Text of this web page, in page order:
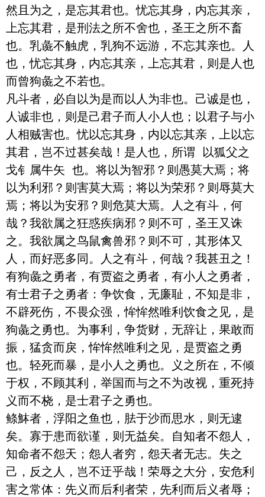
然且为之，是忘其君也。忧忘其身，内忘其亲，
上忘其君，是刑法之所不舍也，圣王之所不畜
也。乳彘不触虎，乳狗不远游，不忘其亲也。人
也，忧忘其身，内忘其亲，上忘其君，则是人也
而曾狗彘之不若也。
凡斗者，必自以为是而以人为非也。己诚是也，
人诚非也，则是己君子而人小人也；以君子与小
人相贼害也。忧以忘其身，内以忘其亲，上以忘
其君，岂不过甚矣哉！是人也，所谓 以狐父之
戈钅属牛矢 也。将以为智邪？则愚莫大焉；将
以为利邪？则害莫大焉；将以为荣邪？则辱莫大
焉；将以为安邪？则危莫大焉。人之有斗，何
哉？我欲属之狂惑疾病邪？则不可，圣王又诛
之。我欲属之鸟鼠禽兽邪？则不可，其形体又
人，而好恶多同。人之有斗，何哉？我甚丑之！
有狗彘之勇者，有贾盗之勇者，有小人之勇者，
有士君子之勇者：争饮食，无廉耻，不知是非，
不辟死伤，不畏众强，恈恈然唯利饮食之见，是
狗彘之勇也。为事利，争货财，无辞让，果敢而
振，猛贪而戾，恈恈然唯利之见，是贾盗之勇
也。轻死而暴，是小人之勇也。义之所在，不倾
于权，不顾其利，举国而与之不为改视，重死持
义而不桡，是士君子之勇也。
鲦䱁者，浮阳之鱼也，胠于沙而思水，则无逮
矣。寡于患而欲谨，则无益矣。自知者不怨人，
知命者不怨天；怨人者穷，怨天者无志。失之
己，反之人，岂不迂乎哉！荣辱之大分，安危利
害之常体：先义而后利者荣，先利而后义者辱；